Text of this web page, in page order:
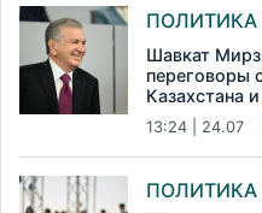
ПОЛИТИКА
Шавкат
переговоры
Казахстана
13:24 | 24.07
ПОЛИТИКА